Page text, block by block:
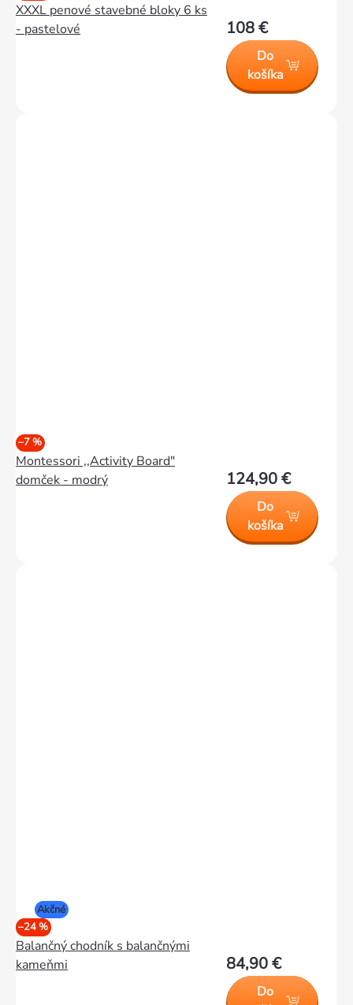
XXXL penové stavebné bloky 6 ks
- pastelové
108 €
Do
košíka
–7 %
Montessori ,,Activity Board"
domček - modrý
124,90 €
Do
košíka
Akčné
–24 %
Balančný chodník s balančnými
kameňmi
84,90 €
Do